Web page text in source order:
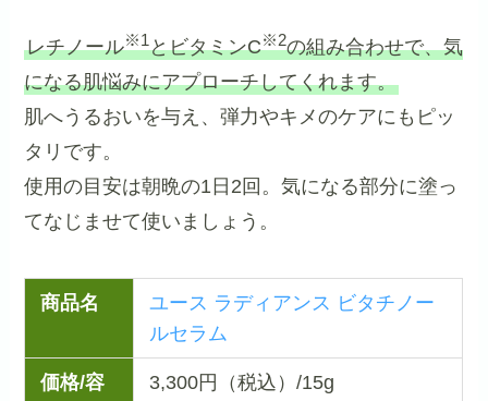
レチノール※1とビタミンC※2の組み合わせで、気
になる肌悩みにアプローチしてくれます。
肌へうるおいを与え、弾力やキメのケアにもピッ
タリです。
使用の目安は朝晩の1日2回。気になる部分に塗っ
てなじませて使いましょう。
商品名
ユース ラディアンス ビタチノー
ルセラム
価格/容
3,300円（税込）/15g